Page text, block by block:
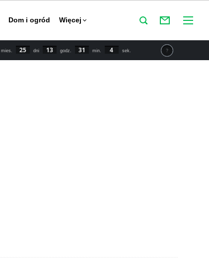
Dom i ogród Więcej
mies. 25 dni 13 godz. 31 min. 3 sek.